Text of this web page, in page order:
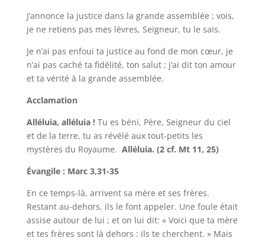
J’annonce la justice dans la grande assemblée ; vois,
je ne retiens pas mes lèvres, Seigneur, tu le sais.
Je n’ai pas enfoui ta justice au fond de mon cœur, je
n’ai pas caché ta fidélité, ton salut ; j’ai dit ton amour
et ta vérité à la grande assemblée.
Acclamation
Alléluia, alléluia !Tu es béni, Père, Seigneur du ciel
et de la terre, tu as révélé aux tout-petits les
mystères du Royaume. Alléluia. (2 cf. Mt 11, 25)
Évangile : Marc 3,31-35
En ce temps-là, arrivent sa mère et ses frères.
Restant au-dehors, ils le font appeler. Une foule était
assise autour de lui ; et on lui dit: « Voici que ta mère
et tes frères sont là dehors : ils te cherchent. » Mais